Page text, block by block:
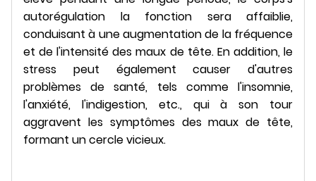
autorégulation la fonction sera affaiblie,
conduisant à une augmentation de la fréquence
et de l'intensité des maux de tête. En addition, le
stress peut également causer d'autres
problèmes de santé, tels comme l'insomnie,
l'anxiété, l'indigestion, etc., qui à son tour
aggravent les symptômes des maux de tête,
formant un cercle vicieux.